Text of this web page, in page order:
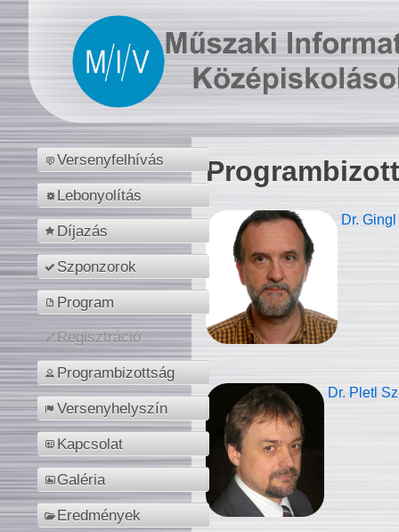
Versenyfelhívás
Lebonyolítás
Díjazás
Szponzorok
Program
Regisztráció
Programbizottság
Versenyhelyszín
Kapcsolat
Galéria
Eredmények
Dr.
Dr. Pletl